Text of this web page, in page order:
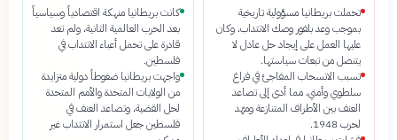
تحملت بريطانيا مسؤولية تاريخية
بموجب وعد بلفور وصك الانتداب، وكان
عليها العمل على إيجاد حل عادل لا
يتنصل من تبعات سياستها.
تسبب الانسحاب المفاجئ في فراغ
سلطوي وأمني، مما أدى إلى تصاعد
العنف بين الأطراف المتنازعة ومهّد
لحرب 1948.
كانت بريطانيا منهكة اقتصادياً وسياسياً
بعد الحرب العالمية الثانية، ولم تعد
قادرة على تحمل أعباء الانتداب في
فلسطين.
واجهت بريطانيا ضغوطاً دولية متزايدة
من الولايات المتحدة والأمم المتحدة
لحل القضية، وتصاعد العنف في
فلسطين جعل استمرار الانتداب غير